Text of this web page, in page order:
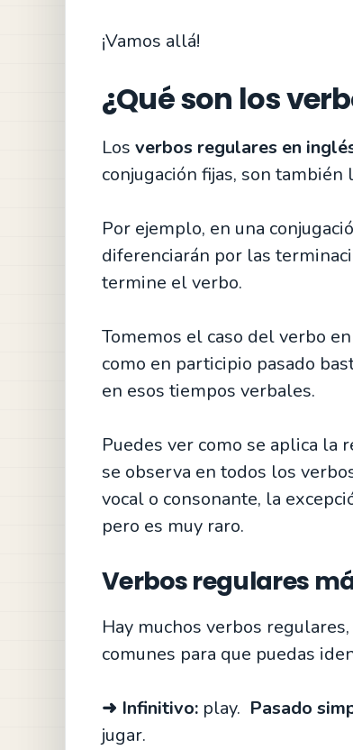
¡Vamos allá!
¿Qué son los
Los verbos regulares en
conjugación fijas, son
Por ejemplo, en una
diferenciarán por las
termine el verbo.
Tomemos el caso del verbo
como en participio pasado
en esos tiempos verbales.
Puedes ver como se aplica la
se observa en todos los
vocal o consonante, la
pero es muy raro.
Verbos regulares
Hay muchos verbos
comunes para que puedas
➜ Infinitivo: play. Pasado
jugar.